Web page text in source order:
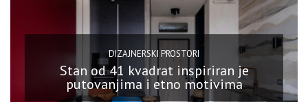
DIZAJNERSKI PROSTORI
Stan od 41 kvadrat inspiriran je
putovanjima i etno motivima